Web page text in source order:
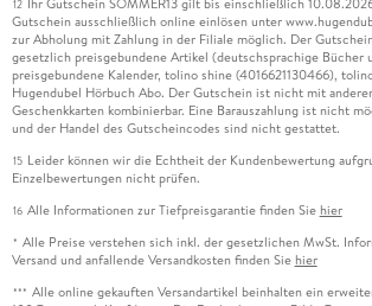
12
Gutschein ausschließlich online einlösen unter
zur Abholung mit Zahlung in der Filiale möglich. Der
gesetzlich preisgebundene Artikel (deutschsprachige Bücher
preisgebundene Kalender, tolino shine (4016621130466),
Hugendubel Hörbuch Abo. Der Gutschein ist nicht mit
Geschenkkarten kombinierbar. Eine Barauszahlung ist nicht
und der Handel des Gutscheincodes sind nicht gestattet.
15 Leider können wir die Echtheit der Kundenbewertung
Einzelbewertungen nicht prüfen.
16 Alle Informationen zur Tiefpreisgarantie finden Sie hier
* Alle Preise verstehen sich inkl. der gesetzlichen MwSt.
Versand und anfallende Versandkosten finden Sie hier
*** Alle online gekauften Versandartikel beinhalten ein